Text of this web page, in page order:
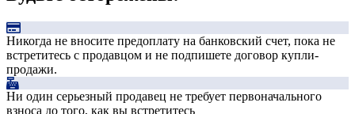
Никогда не вносите предоплату на банковский счет, пока не
встретитесь с продавцом и не подпишете договор купли-
продажи.
Ни один серьезный продавец не требует первоначального
взноса до того, как вы встретитесь